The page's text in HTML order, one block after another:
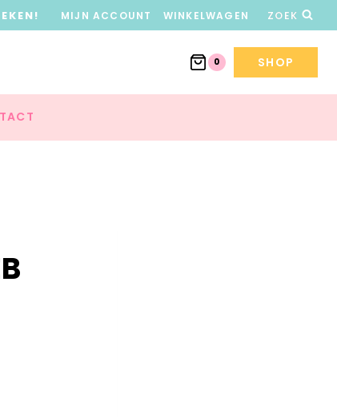
MIJN ACCOUNT WINKELWAGEN ZOEK
0 SHOP